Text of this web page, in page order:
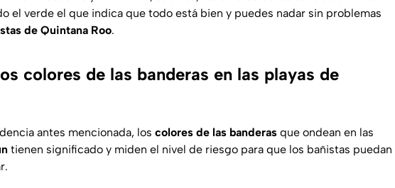
el verde el que indica que todo está bien y puedes nadar sin problemas
de Quintana Roo.
colores de las banderas en las playas de
antes mencionada, los colores de las banderas que ondean en las
tienen significado y miden el nivel de riesgo para que los bañistas puedan